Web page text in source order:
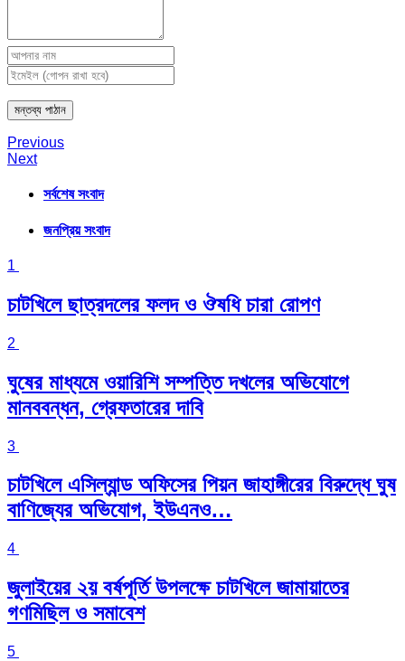
Post
navigation
Previous
Next
সর্বশেষ সংবাদ
জনপ্রিয় সংবাদ
1
চাটখিলে ছাত্রদলের ফলদ ও ঔষধি চারা রোপণ
2
ঘুষের মাধ্যমে ওয়ারিশি সম্পত্তি দখলের অভিযোগে
মানববন্ধন, গ্রেফতারের দাবি
3
চাটখিলে এসিল্যান্ড অফিসের পিয়ন জাহাঙ্গীরের বিরুদ্ধে ঘুষ
বাণিজ্যের অভিযোগ, ইউএনও…
4
জুলাইয়ের ২য় বর্ষপূর্তি উপলক্ষে চাটখিলে জামায়াতের
গণমিছিল ও সমাবেশ
5